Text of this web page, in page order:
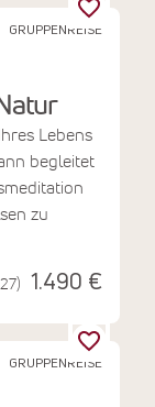
GRUPPENREISE
Lebens
begleitet
zu
1.490 €
GRUPPENREISE